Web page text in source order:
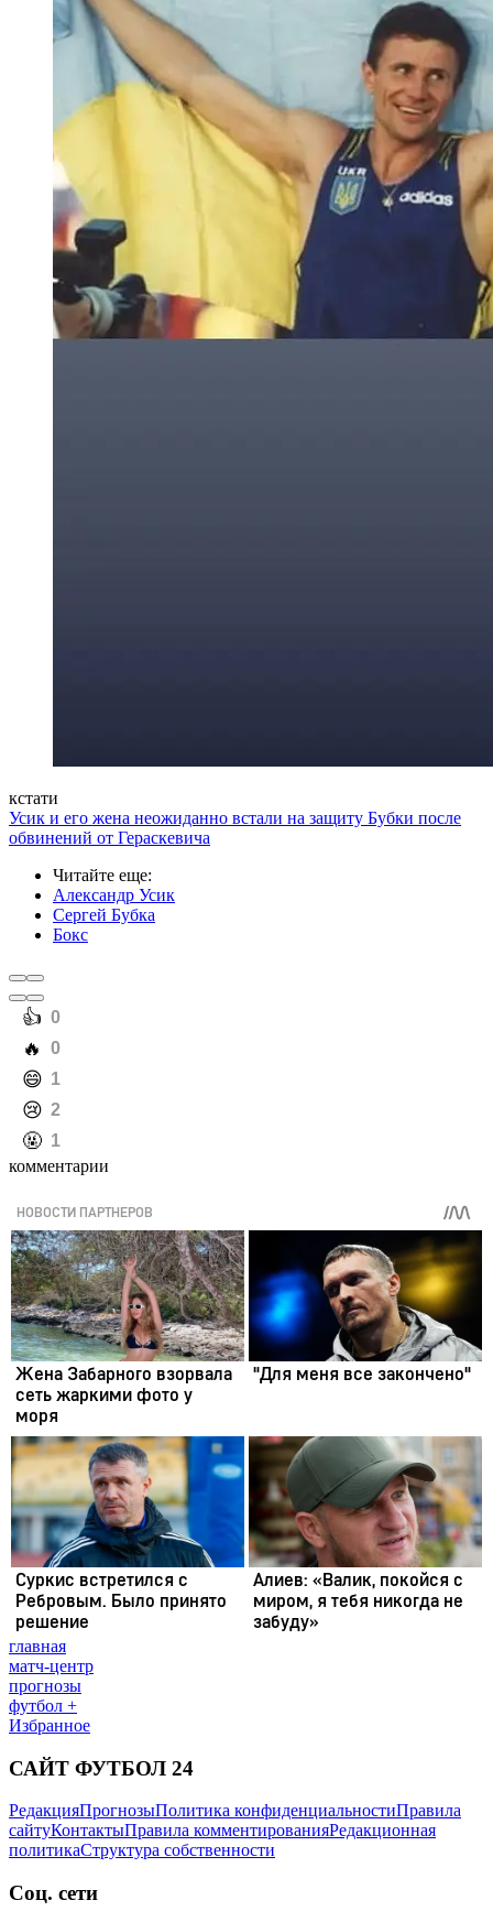
кстати
Усик и его жена неожиданно встали на защиту Бубки после
обвинений от Гераскевича
Читайте еще:
Александр Усик
Сергей Бубка
Бокс
️👍 0
️🔥 0
️😄 1
️😢 2
️🤬 1
комментарии
главная
матч-центр
прогнозы
футбол +
Избранное
САЙТ ФУТБОЛ 24
РедакцияПрогнозыПолитика конфиденциальностиПравила
сайтуКонтактыПравила комментированияРедакционная
политикаСтруктура собственности
Соц. сети